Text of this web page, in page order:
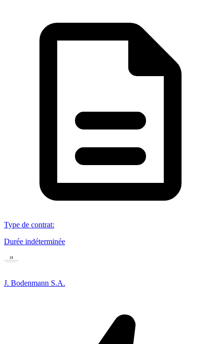
Type de contrat:
Durée indéterminée
J. Bodenmann S.A.